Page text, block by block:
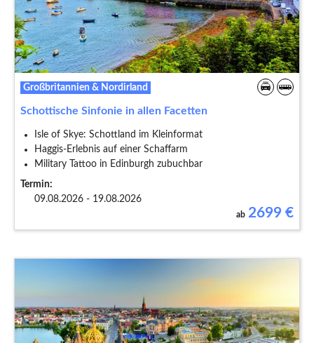
Großbritannien & Nordirland
Schottische Sinfonie in allen Facetten
Isle of Skye: Schottland im Kleinformat
Haggis-Erlebnis auf einer Schaffarm
Military Tattoo in Edinburgh zubuchbar
Termin:
09.08.2026 - 19.08.2026
ab 2699 €